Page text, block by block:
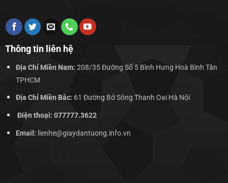
Thông tin liên hệ
Địa Chỉ Miền Nam: 208/35 Đường Số 5 Bình Hưng Hoà Bình Tân
TPHCM
Địa Chỉ Miền Bắc: 61 Đường Bở Sông Thanh Oai Hà Nội
Điện thoại: 077777.3622
Email: lienhe@giaydantuong.info.vn